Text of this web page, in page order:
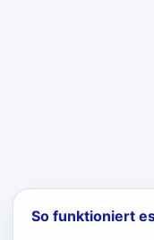
So funktioniert